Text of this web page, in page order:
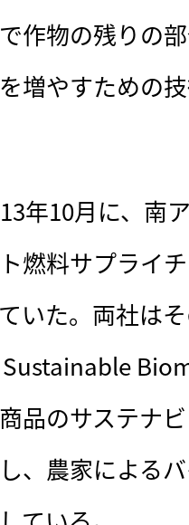
作物の残りの
増やすための
年10月に、南
燃料サプライ
いた。両社は
品のサステナ
、農家による